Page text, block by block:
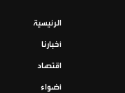
الرئيسية
أخبارنا
اقتصاد
أضواء